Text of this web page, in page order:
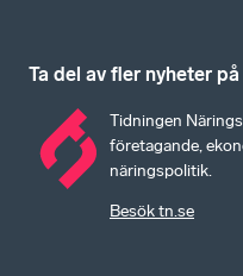
Ta del av fler nyheter
Tidningen
företagande,
näringspolitik.
Besök tn.se